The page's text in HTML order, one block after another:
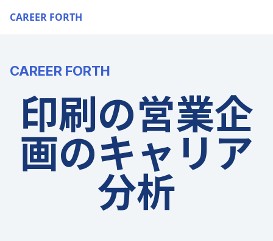
CAREER FORTH
CAREER FORTH
印刷の営業企
画のキャリア
分析